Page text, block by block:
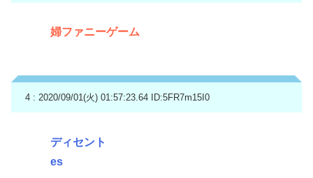
婦ファニーゲーム
4 : 2020/09/01(火) 01:57:23.64 ID:5FR7m15I0
ディセント
es